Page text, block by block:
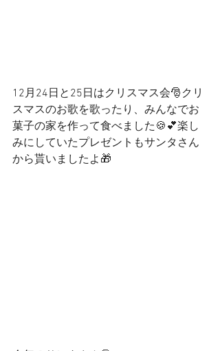
12月24日と25日はクリスマス会🎅クリ
スマスのお歌を歌ったり、みんなでお
菓子の家を作って食べました🍪💕楽し
みにしていたプレゼントもサンタさん
から貰いましたよ🎁